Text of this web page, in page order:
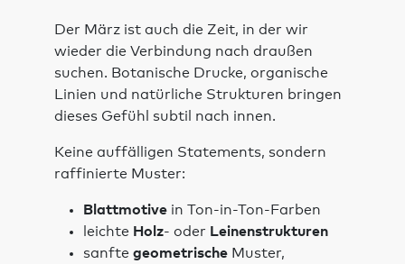
Der März ist auch die Zeit, in der wir
wieder die Verbindung nach draußen
suchen. Botanische Drucke, organische
Linien und natürliche Strukturen bringen
dieses Gefühl subtil nach innen.
Keine auffälligen Statements, sondern
raffinierte Muster:
Blattmotive in Ton-in-Ton-Farben
leichte Holz- oder Leinenstrukturen
sanfte geometrische Muster,